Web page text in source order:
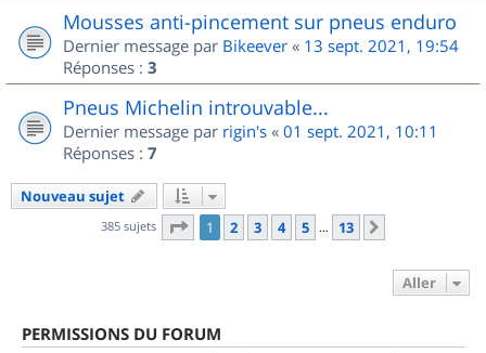
Mousses anti-pincement sur pneus enduro
Dernier message par Bikeever « 13 sept. 2021, 19:54
Réponses : 3
Pneus Michelin introuvable...
Dernier message par rigin's « 01 sept. 2021, 10:11
Réponses : 7
Nouveau sujet
385 sujets Page 1sur
1 2 3 4 5 … 13
Aller
PERMISSIONS DU FORUM